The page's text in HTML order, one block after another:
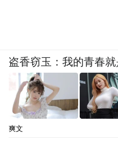
盗香窃玉：我的青春
爽文